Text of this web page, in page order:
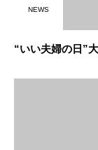
NEWS
“いい夫婦の日”